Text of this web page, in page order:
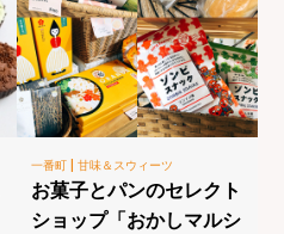
一番町 | 甘味＆スウィーツ
お菓子とパンのセレクト
ショップ「おかしマルシ